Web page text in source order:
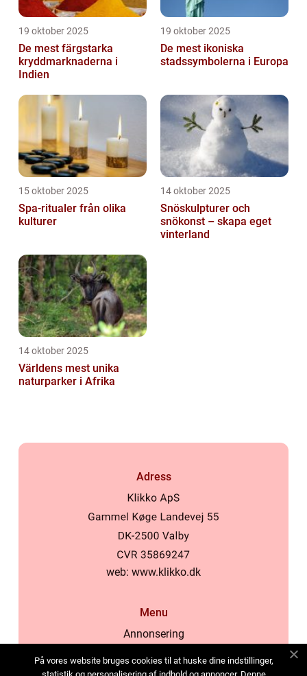
19 oktober 2025
De mest färgstarka
kryddmarknaderna i
Indien
19 oktober 2025
De mest ikoniska
stadssymbolerna i Europa
15 oktober 2025
Spa-ritualer från olika
kulturer
14 oktober 2025
Snöskulpturer och
snökonst – skapa eget
vinterland
14 oktober 2025
Världens mest unika
naturparker i Afrika
Adress
web: www.klikko.dk
Menu
Annonsering
Cookies
På vores website bruges cookies til at huske dine indstillinger,